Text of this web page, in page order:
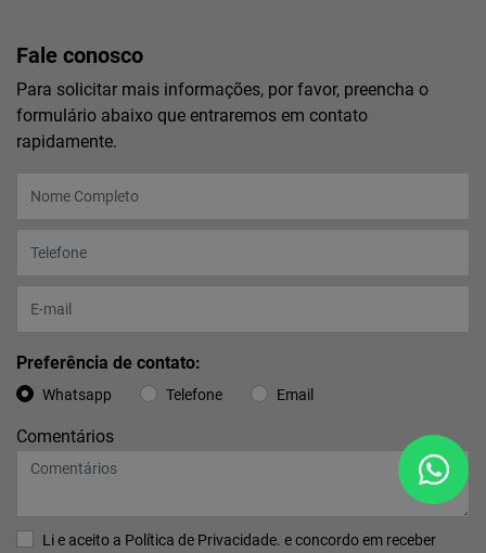
Fale conosco
Para solicitar mais informações, por favor, preencha o
formulário abaixo que entraremos em contato
rapidamente.
Preferência de contato:
Whatsapp Telefone Email
Comentários
Li e aceito a Política de Privacidade. e concordo em receber